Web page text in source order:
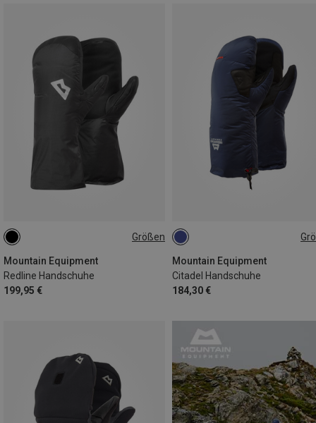
Größen
Mountain Equipment
Redline Handschuhe
199,95 €
XS
Mountain Equipment
Citadel Handschuhe
184,30 €
XS